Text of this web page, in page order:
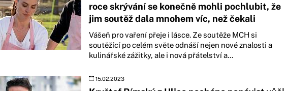
roce skrývání se konečně mohli pochlubit, že
jim soutěž dala mnohem víc, než čekali
Vášeň pro vaření přeje i lásce. Ze soutěže MCH si
soutěžící po celém světe odnáší nejen nové znalosti a
kulinářské zážitky, ale i nová přátelství a...
15.02.2023